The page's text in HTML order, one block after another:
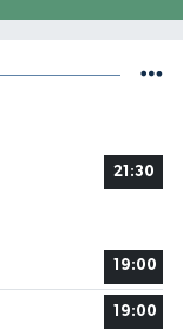
21:30
19:00
19:00